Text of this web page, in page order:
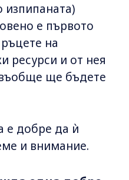
изпипаната)
е първото
на
ресурси и от нея
ще бъдете
е добре да ѝ
и внимание.